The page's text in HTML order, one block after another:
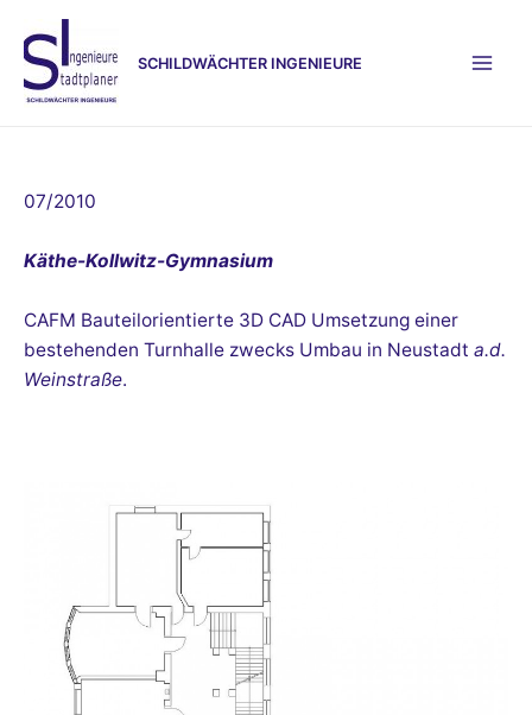
Inhalt
springen
SCHILDWÄCHTER INGENIEURE
07/2010
Käthe-Kollwitz-Gymnasium
CAFM Bauteilorientierte 3D CAD Umsetzung einer
bestehenden Turnhalle zwecks Umbau in Neustadt a.d.
Weinstraße.